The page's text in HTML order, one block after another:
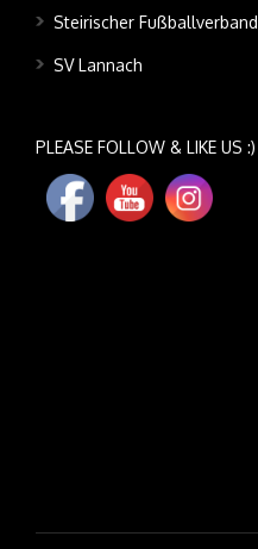
Steirischer Fußballverband
SV Lannach
PLEASE FOLLOW & LIKE US :)